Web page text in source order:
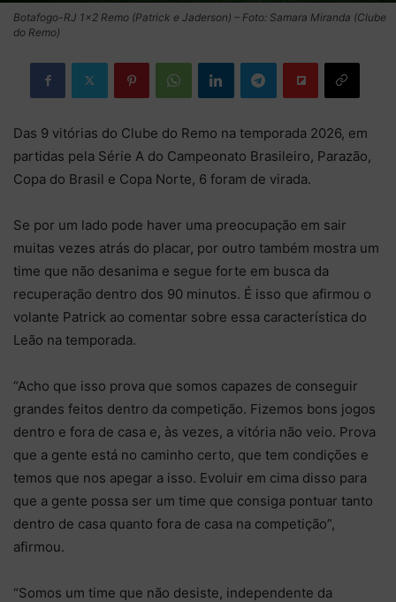
Botafogo-RJ 1×2 Remo (Patrick e Jaderson) – Foto: Samara Miranda (Clube
do Remo)
Das 9 vitórias do Clube do Remo na temporada 2026, em
partidas pela Série A do Campeonato Brasileiro, Parazão,
Copa do Brasil e Copa Norte, 6 foram de virada.
Se por um lado pode haver uma preocupação em sair
muitas vezes atrás do placar, por outro também mostra um
time que não desanima e segue forte em busca da
recuperação dentro dos 90 minutos. É isso que afirmou o
volante Patrick ao comentar sobre essa característica do
Leão na temporada.
“Acho que isso prova que somos capazes de conseguir
grandes feitos dentro da competição. Fizemos bons jogos
dentro e fora de casa e, às vezes, a vitória não veio. Prova
que a gente está no caminho certo, que tem condições e
temos que nos apegar a isso. Evoluir em cima disso para
que a gente possa ser um time que consiga pontuar tanto
dentro de casa quanto fora de casa na competição”,
afirmou.
“Somos um time que não desiste, independente da